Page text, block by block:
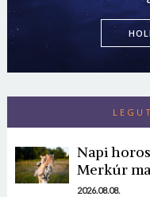
Napi
Merkúr
2026.08.08.